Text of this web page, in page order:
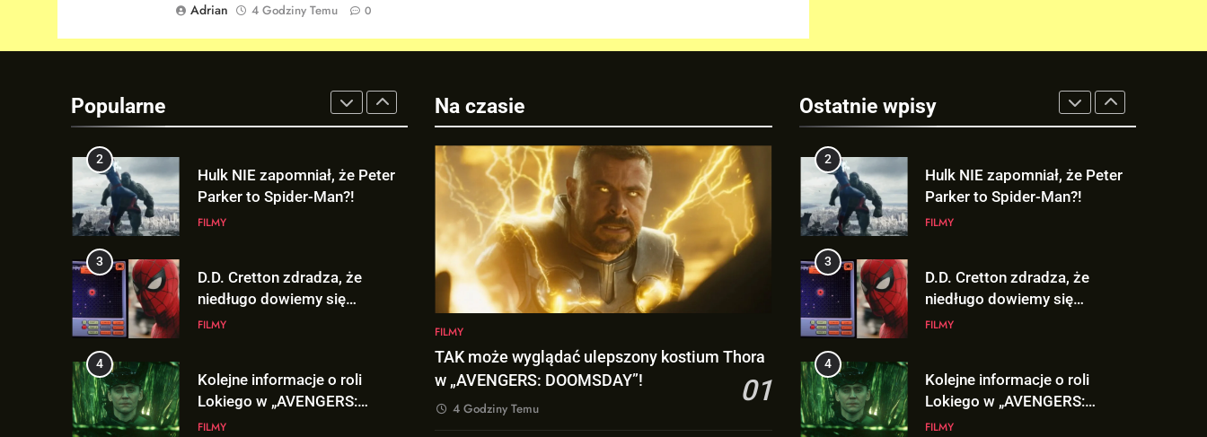
Adrian
4 Godziny Temu 0
Popularne
DOOMSDAY”!
FILMY
1
ulepszony kostium Thora w
„AVENGERS: DOOMSDAY”!
2
Hulk NIE zapomniał, że Peter
Parker to Spider-Man?!
FILMY
3
D.D. Cretton zdradza, że
niedługo dowiemy się
FILMY
4
Kolejne informacje o roli
Lokiego w „AVENGERS:
FILMY
Na czasie
FILMY
TAK może wyglądać ulepszony kostium Thora
w „AVENGERS: DOOMSDAY”!
01
4 Godziny Temu
Ostatnie wpisyulepszony kostium Thora w
„AVENGERS: DOOMSDAY”!
FILMY
2
Hulk NIE zapomniał, że Peter
Parker to Spider-Man?!
FILMY
3
D.D. Cretton zdradza, że
niedługo dowiemy się
znaczenia sceny po napisach
FILMY
4
Kolejne informacje o roli
Lokiego w „AVENGERS:
DOOMSDAY”!
FILMY